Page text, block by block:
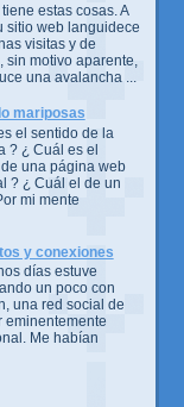
estas cosas. A
sitio web languidece
visitas y de
sin motivo aparente,
una avalancha ...
mariposas
el sentido de la
? ¿ Cuál es el
una página web
? ¿ Cuál el de un
mi mente
y conexiones
días estuve
un poco con
una red social de
eminentemente
Me habían